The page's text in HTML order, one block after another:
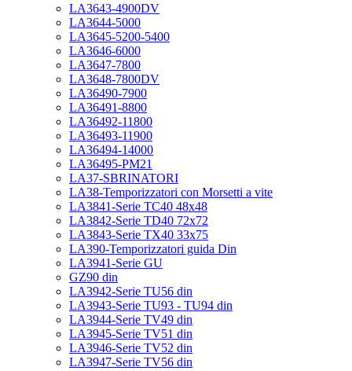
LA3643-4900DV
LA3644-5000
LA3645-5200-5400
LA3646-6000
LA3647-7800
LA3648-7800DV
LA36490-7900
LA36491-8800
LA36492-11800
LA36493-11900
LA36494-14000
LA36495-PM21
LA37-SBRINATORI
LA38-Temporizzatori con Morsetti a vite
LA3841-Serie TC40 48x48
LA3842-Serie TD40 72x72
LA3843-Serie TX40 33x75
LA390-Temporizzatori guida Din
LA3941-Serie GU
GZ90 din
LA3942-Serie TU56 din
LA3943-Serie TU93 - TU94 din
LA3944-Serie TV49 din
LA3945-Serie TV51 din
LA3946-Serie TV52 din
LA3947-Serie TV56 din